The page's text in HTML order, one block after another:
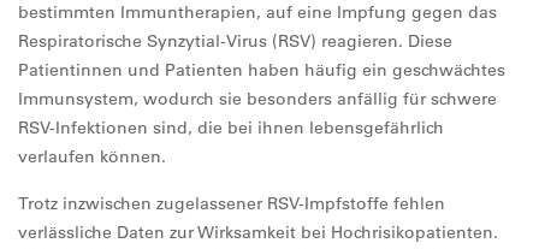
bestimmten Immuntherapien, auf eine Impfung gegen das
Respiratorische Synzytial-Virus (RSV) reagieren. Diese
Patientinnen und Patienten haben häufig ein geschwächtes
Immunsystem, wodurch sie besonders anfällig für schwere
RSV-Infektionen sind, die bei ihnen lebensgefährlich
verlaufen können.
Trotz inzwischen zugelassener RSV-Impfstoffe fehlen
verlässliche Daten zur Wirksamkeit bei Hochrisikopatienten.